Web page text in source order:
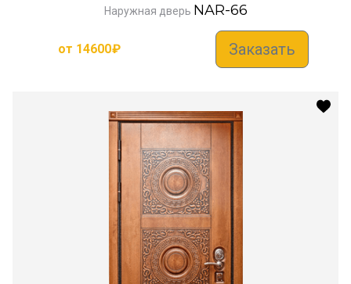
Наружная дверь NAR-66
от 14600₽ Заказать